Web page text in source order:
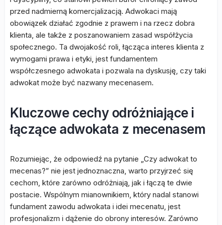
przed nadmierną komercjalizacją. Adwokaci mają
obowiązek działać zgodnie z prawem i na rzecz dobra
klienta, ale także z poszanowaniem zasad współżycia
społecznego. Ta dwojakość roli, łącząca interes klienta z
wymogami prawa i etyki, jest fundamentem
współczesnego adwokata i pozwala na dyskusję, czy taki
adwokat może być nazwany mecenasem.
Kluczowe cechy odróżniające i
łączące adwokata z mecenasem
Rozumiejąc, że odpowiedź na pytanie „Czy adwokat to
mecenas?” nie jest jednoznaczna, warto przyjrzeć się
cechom, które zarówno odróżniają, jak i łączą te dwie
postacie. Wspólnym mianownikiem, który nadal stanowi
fundament zawodu adwokata i idei mecenatu, jest
profesjonalizm i dążenie do obrony interesów. Zarówno